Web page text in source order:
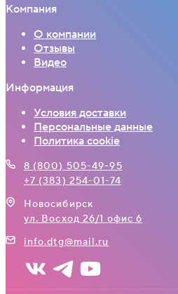
Компания
О компании
Отзывы
Видео
Информация
Условия доставки
Персональные данные
Политика cookie
8 (800) 505-49-95
+7 (383) 254-01-74
Новосибирск
ул. Восход 26/1 офис 6
info.dtg@mail.ru